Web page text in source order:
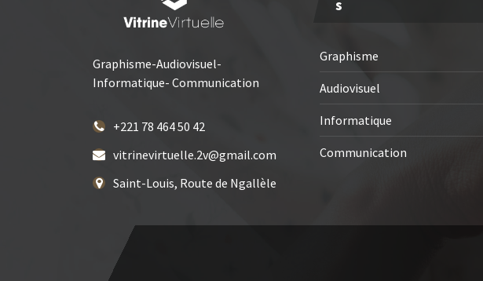
Graphisme-Audiovisuel-
Informatique- Communication
+221 78 464 50 42
vitrinevirtuelle.2v@gmail.com
Saint-Louis, Route de Ngallèle
S
Graphisme
Audiovisuel
Informatique
Communication